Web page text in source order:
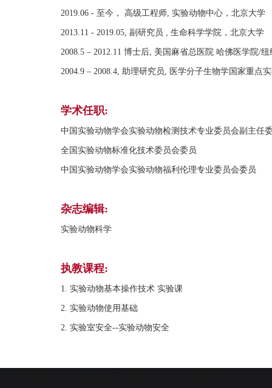
2019.06 - 至今， 高级工程师, 实验动物中心，北京大学
2013.11 - 2019.05, 副研究员 , 生命科学学院，北京大学
2008.5 – 2012.11 博士后, 美国麻省总医院 哈佛医学院/
2004.9 – 2008.4, 助理研究员, 医学分子生物学国家重点
学术任职:
中国实验动物学会实验动物检测技术专业委员会副主任
全国实验动物标准化技术委员会委员
中国实验动物学会实验动物福利伦理专业委员会委员
杂志编辑:
实验动物科学
执教课程:
1. 实验动物基本操作技术 实验课
2. 实验动物使用基础
2. 实验室安全--实验动物安全